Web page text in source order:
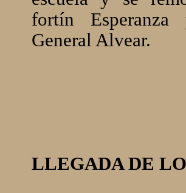
fortín
General Alvear.
LLEGADA DE